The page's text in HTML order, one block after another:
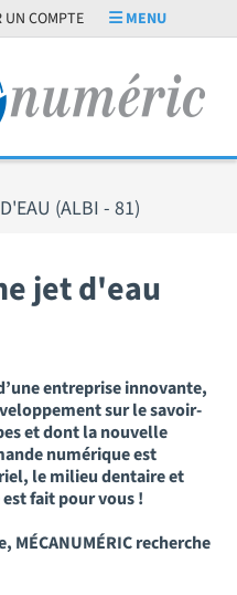
UN COMPTE MENU
(ALBI - 81)
jet d'eau
entreprise innovante,
sur le savoir-
et dont la nouvelle
numérique est
le milieu dentaire et
fait pour vous !
MÉCANUMÉRIC recherche